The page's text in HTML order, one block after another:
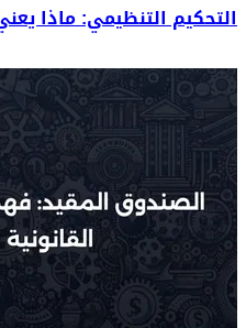
التحكيم التنظيمي: ماذا